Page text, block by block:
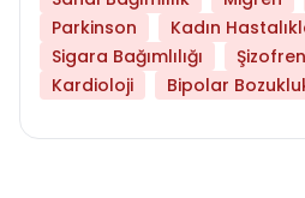
Parkinson
Kadın
Sigara Bağımlılığı
Kardioloji
Bipolar